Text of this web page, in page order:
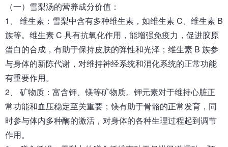
（一）雪梨汤的营养成分价值：
1、 维生素：雪梨中含有多种维生素，如维生素 C、维生素 B
族等。维生素 C 具有抗氧化作用，能增强免疫力，促进胶原
蛋白的合成，有助于保持皮肤的弹性和光泽；维生素 B 族参
与身体的新陈代谢，对维持神经系统和消化系统的正常功能
有重要作用。
2、 矿物质：富含钾、镁等矿物质。钾元素对于维持心脏正
常功能和血压稳定至关重要；镁有助于骨骼的正常发育，同
时参与体内多种酶的激活，对身体的各种生理过程起到调节
作用。